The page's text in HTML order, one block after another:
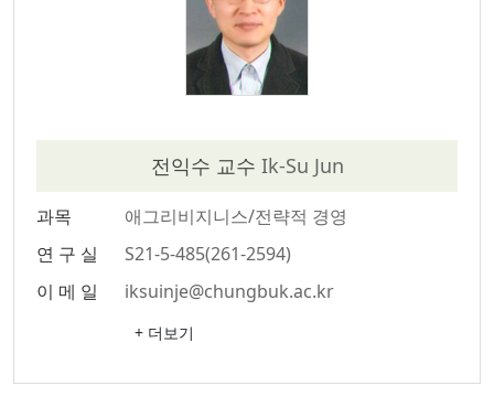
전익수 교수 Ik-Su Jun
과목
애그리비지니스/전략적 경영
연 구 실
S21-5-485(261-2594)
이 메 일
iksuinje@chungbuk.ac.kr
+ 더보기